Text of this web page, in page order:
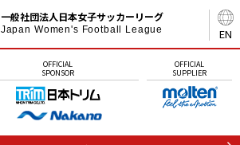
EN
一般社団法人日本女子サッカーリーグ
Japan Women's Football League
OFFICIAL
SPONSOR
OFFICIAL
SUPPLIER